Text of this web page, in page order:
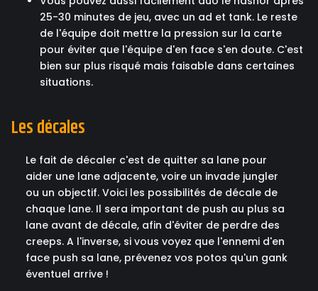
25-30 minutes de jeu, avec un ad et tank. Le reste
de l'équipe doit mettre la pression sur la carte
pour éviter que l'équipe d'en face s'en doute. C'est
bien sur plus risqué mais faisable dans certaines
situations.
Les décales
Le fait de décaler c'est de quitter sa lane pour
aider une lane adjacente, voire un invade jungler
ou un objectif. Voici les possibilités de décale de
chaque lane. Il sera important de push au plus sa
lane avant de décale, afin d'éviter de perdre des
creeps. A l'inverse, si vous voyez que l'ennemi d'en
face push sa lane, prévenez vos potos qu'un gank
éventuel arrive !